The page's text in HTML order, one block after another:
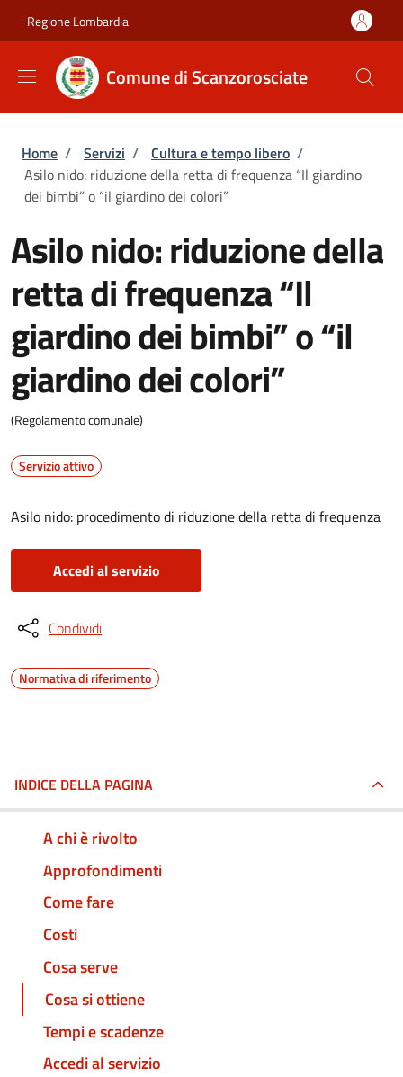
Regione Lombardia
Comune di Scanzorosciate
Briciole di pane
Home / Servizi / Cultura e tempo libero /
Asilo nido: riduzione della retta di frequenza “Il giardino
dei bimbi” o “il giardino dei colori”
Asilo nido: riduzione della
retta di frequenza “Il
giardino dei bimbi” o “il
giardino dei colori”
(Regolamento comunale)
Servizio attivo
Asilo nido: procedimento di riduzione della retta di frequenza
Accedi al servizio
Condividi
Normativa di riferimento
INDICE DELLA PAGINA
A chi è rivolto
Approfondimenti
Come fare
Costi
Cosa serve
Cosa si ottiene
Tempi e scadenze
Accedi al servizio